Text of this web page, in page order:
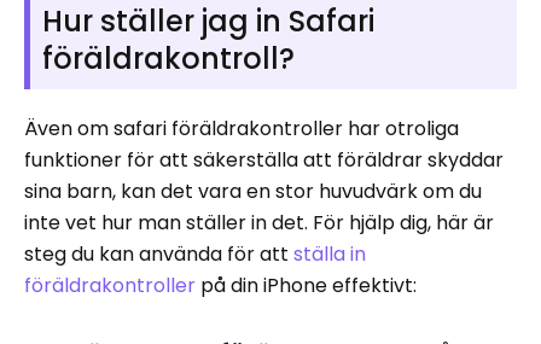
Hur ställer jag in Safari
föräldrakontroll?
Även om safari föräldrakontroller har otroliga
funktioner för att säkerställa att föräldrar skyddar
sina barn, kan det vara en stor huvudvärk om du
inte vet hur man ställer in det. För hjälp dig, här är
steg du kan använda för att ställa in
föräldrakontroller på din iPhone effektivt: